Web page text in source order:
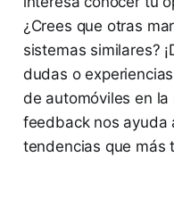
¿Crees que otras
sistemas similares?
dudas o
de automóviles en
feedback nos ayuda
tendencias que más